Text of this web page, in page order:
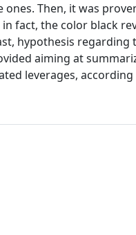
Then, it was
fact, the color black
hypothesis
aiming at
leverages,